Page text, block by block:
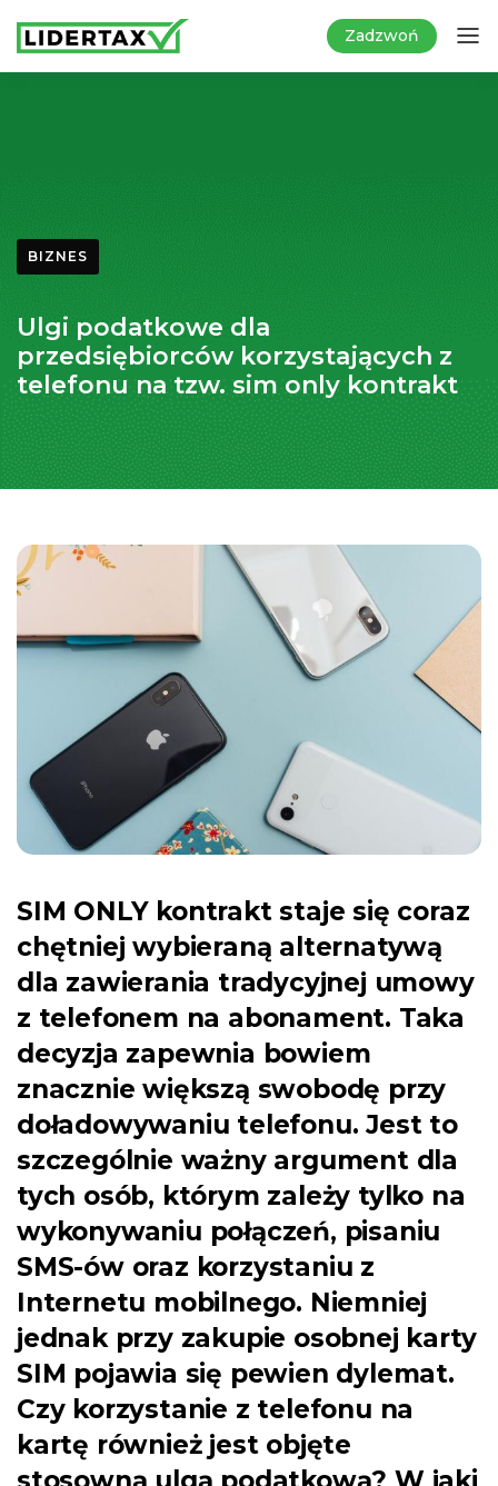
Zadzwoń
BIZNES
Ulgi podatkowe dla
przedsiębiorców korzystających z
telefonu na tzw. sim only kontrakt
SIM ONLY kontrakt staje się coraz
chętniej wybieraną alternatywą
dla zawierania tradycyjnej umowy
z telefonem na abonament. Taka
decyzja zapewnia bowiem
znacznie większą swobodę przy
doładowywaniu telefonu. Jest to
szczególnie ważny argument dla
tych osób, którym zależy tylko na
wykonywaniu połączeń, pisaniu
SMS-ów oraz korzystaniu z
Internetu mobilnego. Niemniej
jednak przy zakupie osobnej karty
SIM pojawia się pewien dylemat.
Czy korzystanie z telefonu na
kartę również jest objęte